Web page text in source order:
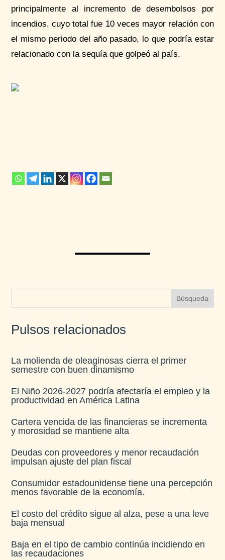
principalmente al incremento de desembolsos por
incendios, cuyo total fue 10 veces mayor relación con
el mismo periodo del año pasado, lo que podría estar
relacionado con la sequía que golpeó al país.
Pulsos relacionados
La molienda de oleaginosas cierra el primer
semestre con buen dinamismo​
El Niño 2026-2027 podría afectaría el empleo y la
productividad en América Latina​
Cartera vencida de las financieras se incrementa
y morosidad se mantiene alta​
Deudas con proveedores y menor recaudación
impulsan ajuste del plan fiscal​
Consumidor estadounidense tiene una percepción
menos favorable de la economía​.
El costo del crédito sigue al alza, pese a una leve
baja mensual​
Baja en el tipo de cambio continúa incidiendo en
las recaudaciones​